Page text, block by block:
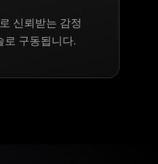
신뢰받는 감정
로 구동됩니다.